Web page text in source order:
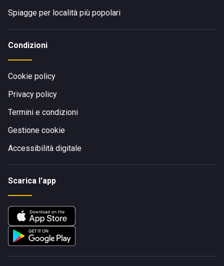
Spiagge per località più popolari
Condizioni
Cookie policy
Privacy policy
Termini e condizioni
Gestione cookie
Accessibilità digitale
Scarica l'app